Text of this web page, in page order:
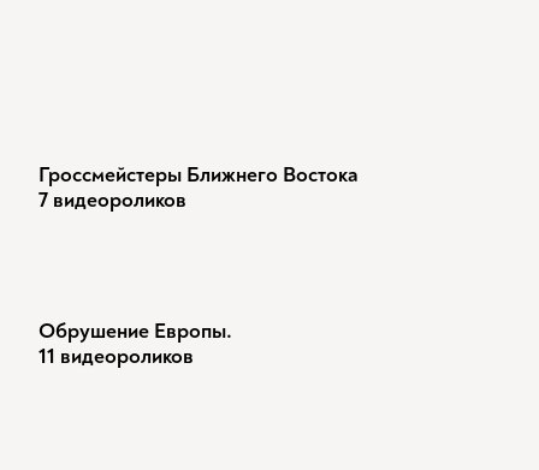
Гроссмейстеры Ближнего Востока
7 видеороликов
Обрушение Европы.
11 видеороликов